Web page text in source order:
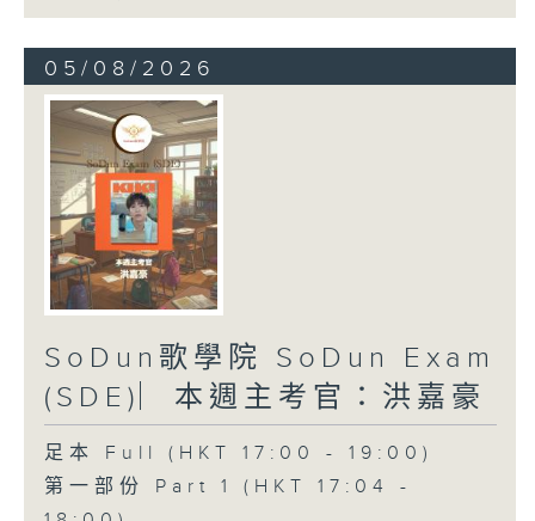
05/08/2026
SoDun歌學院 SoDun Exam
(SDE)︳本週主考官：洪嘉豪
足本 Full (HKT 17:00 - 19:00)
第一部份 Part 1 (HKT 17:04 -